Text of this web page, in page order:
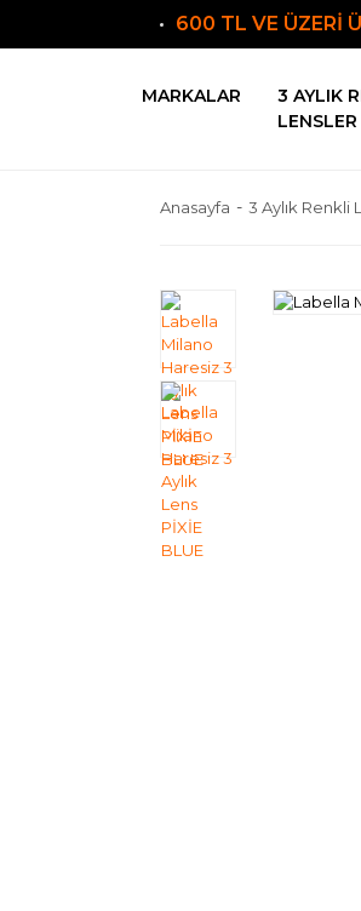
600 TL VE ÜZERİ
MARKALAR
3 AYLIK
LENSLER
Anasayfa 3 Aylık Renkli